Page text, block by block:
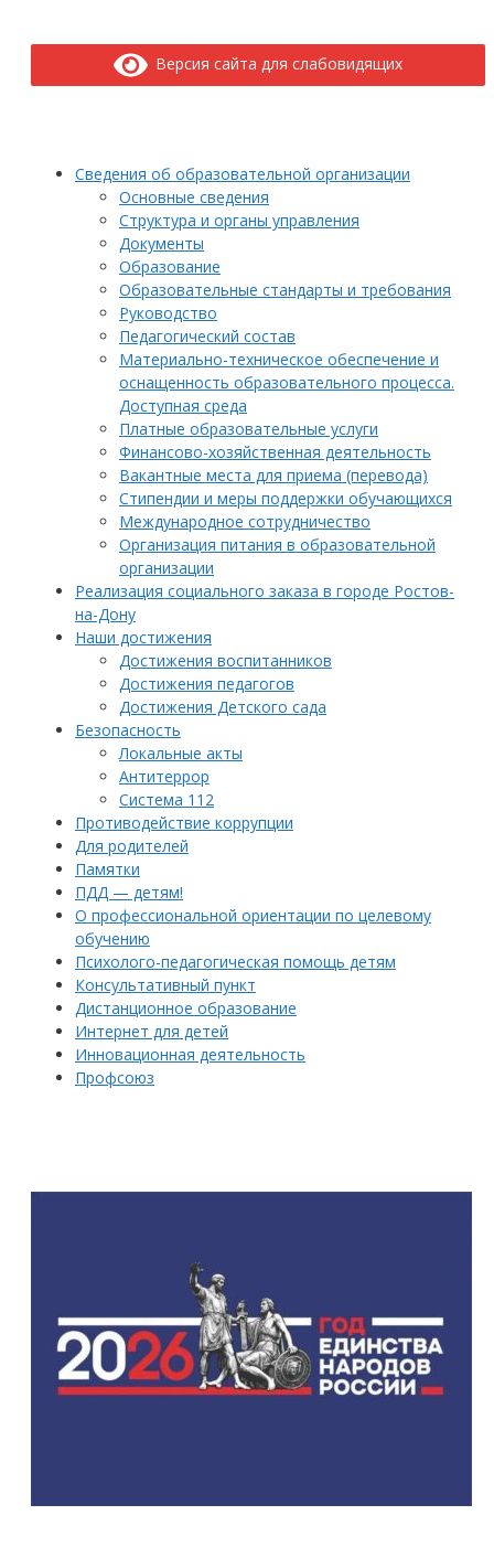
Версия сайта для слабовидящих
Сведения об образовательной организации
Основные сведения
Структура и органы управления
Документы
Образование
Образовательные стандарты и требования
Руководство
Педагогический состав
Материально-техническое обеспечение и
оснащенность образовательного процесса.
Доступная среда
Платные образовательные услуги
Финансово-хозяйственная деятельность
Вакантные места для приема (перевода)
Стипендии и меры поддержки обучающихся
Международное сотрудничество
Организация питания в образовательной
организации
Реализация социального заказа в городе Ростов-
на-Дону
Наши достижения
Достижения воспитанников
Достижения педагогов
Достижения Детского сада
Безопасность
Локальные акты
Антитеррор
Система 112
Противодействие коррупции
Для родителей
Памятки
ПДД — детям!
О профессиональной ориентации по целевому
обучению
Психолого-педагогическая помощь детям
Консультативный пункт
Дистанционное образование
Интернет для детей
Инновационная деятельность
Профсоюз